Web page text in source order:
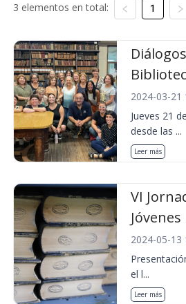
3 elementos en total: 1
2024-03-21
Jueves 21
desde las ...
Leer más
VI
2024-05-13
el l...
Leer más